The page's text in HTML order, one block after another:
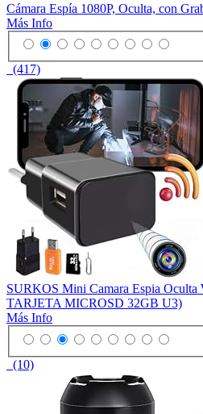
Cámara Espía 1080P, Oculta, con
Más Info
(417)
SURKOS Mini Camara Espia
TARJETA MICROSD 32GB U3)
Más Info
(10)